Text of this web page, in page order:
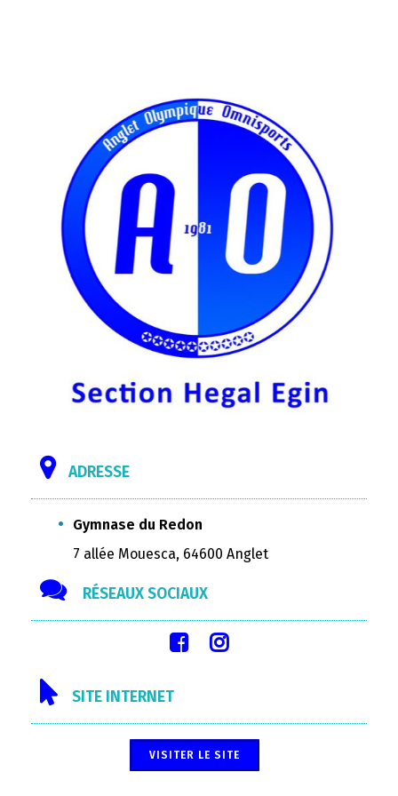
ADRESSE
Gymnase du Redon
7 allée Mouesca, 64600 Anglet
RÉSEAUX SOCIAUX
SITE INTERNET
VISITER LE SITE